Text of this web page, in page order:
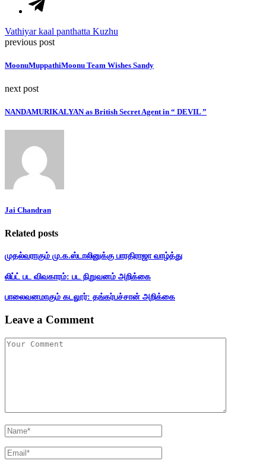
Vathiyar kaal panthatta Kuzhu
previous post
MoonuMuppathiMoonu Team Wishes Sandy
next post
NANDAMURIKALYAN as British Secret Agent in “ DEVIL ”
Jai Chandran
Related posts
முதல்வராகும் மு.க.ஸ்டாலினுக்கு பாரதிராஜா வாழ்த்து
லிப்ட் பட விவகாரம்: பட நிறுவனம் அறிக்கை
பாலைவனமாகும் கடலூர்: தங்கர்பச்சான் அறிக்கை
Leave a Comment